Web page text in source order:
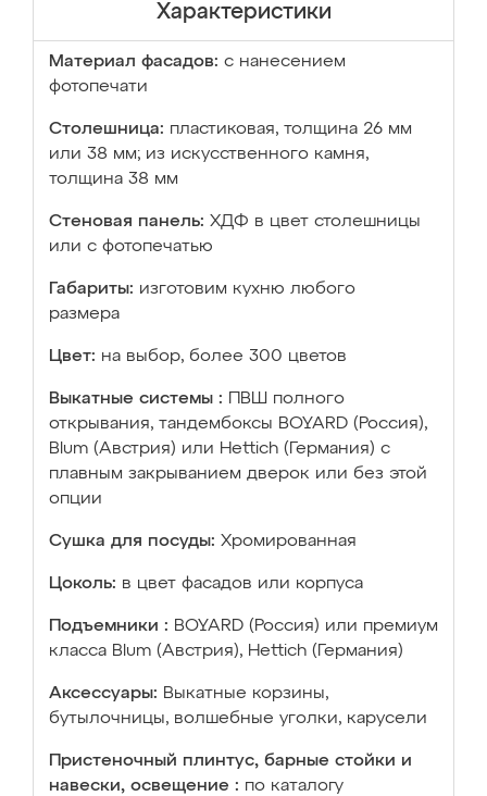
Характеристики
Материал фасадов: с нанесением
фотопечати
Столешница: пластиковая, толщина 26 мм
или 38 мм; из искусственного камня,
толщина 38 мм
Стеновая панель: ХДФ в цвет столешницы
или с фотопечатью
Габариты: изготовим кухню любого
размера
Цвет: на выбор, более 300 цветов
Выкатные системы :
ПВШ полного
открывания, тандембоксы BOYARD (Россия),
Blum (Австрия) или Hettich (Германия) с
плавным закрыванием дверок или без этой
опции
Сушка для посуды: Хромированная
Цоколь: в цвет фасадов или корпуса
Подъемники : BOYARD (Россия) или премиум
класса Blum (Австрия), Hettich (Германия)
Аксессуары: Выкатные корзины,
бутылочницы, волшебные уголки, карусели
Пристеночный плинтус, барные стойки и
навески, освещение : по каталогу